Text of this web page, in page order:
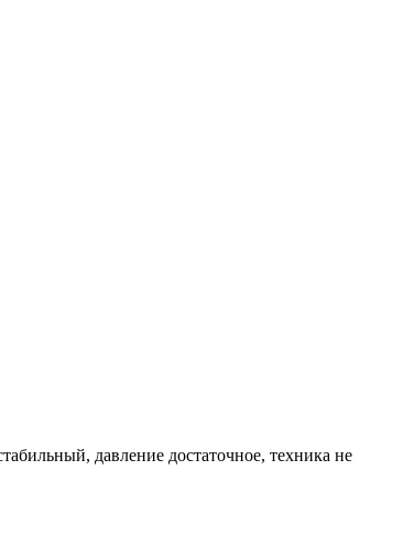
давление достаточное, техника не